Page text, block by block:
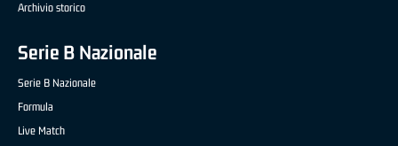
Archivio storico
Serie B Nazionale
Serie B Nazionale
Formula
Live Match